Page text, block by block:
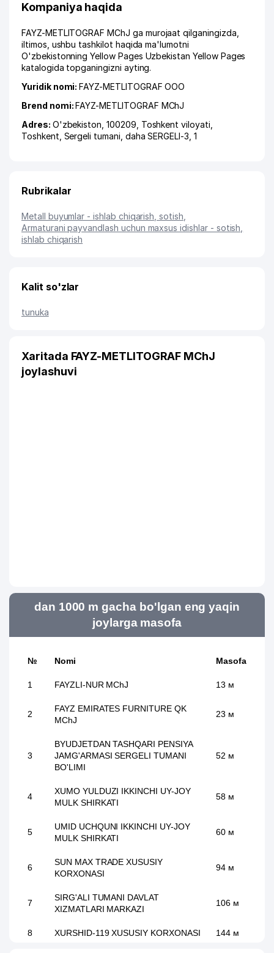
Kompaniya haqida
FAYZ-METLITOGRAF MChJ ga murojaat qilganingizda,
iltimos, ushbu tashkilot haqida ma'lumotni
O'zbekistonning Yellow Pages Uzbekistan Yellow Pages
katalogida topganingizni ayting.
Yuridik nomi:FAYZ-METLITOGRAF ООО
Brend nomi:FAYZ-METLITOGRAF MChJ
Adres: O'zbekiston, 100209, Toshkent viloyati
Toshkent Sergeli tumani daha SERGELI-3 , 1
Rubrikalar
Metall buyumlar - ishlab chiqarish, sotish
Armaturani payvandlash uchun maxsus idishlar - sotish,
ishlab chiqarish
Kalit so'zlar
tunuka
Xaritada FAYZ-METLITOGRAF MChJ
joylashuvi
dan 1000 m gacha bo'lgan eng yaqin
joylarga masofa
№ Nomi Masofa
1 FAYZLI-NUR MChJ 13 м
2
FAYZ EMIRATES FURNITURE QK
MChJ
23 м
3
BYUDJETDAN TASHQARI PENSIYA
JAMG'ARMASI SERGELI TUMANI
BO'LIMI
52 м
4
XUMO YULDUZI IKKINCHI UY-JOY
MULK SHIRKATI
58 м
5
UMID UCHQUNI IKKINCHI UY-JOY
MULK SHIRKATI
60 м
6
SUN MAX TRADE XUSUSIY
KORXONASI
94 м
7
SIRG'ALI TUMANI DAVLAT
XIZMATLARI MARKAZI
106 м
8 XURSHID-119 XUSUSIY KORXONASI 144 м